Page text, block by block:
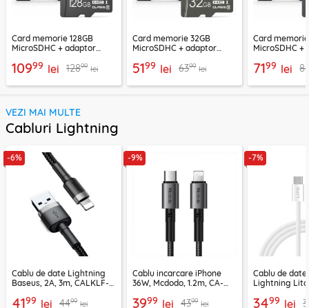
Card memorie 128GB
MicroSDHC + adaptor
10999 lei 12899 lei
Card memorie 32GB
MicroSDHC + adaptor
5199 lei 6399 lei
Card
MicroSDHC +
7199 lei
VEZI MAI MULTE
Cabluri Lightning
-6%
Cablu de date Lightning
Baseus, 2A, 3m, CALKLF-
4199 lei 4499 lei
-9%
Cablu incarcare iPhone
36W, Mcdodo, 1.2m, CA-
3999 lei 4399 lei
-7%
Cablu de date
Lightning
3499 lei